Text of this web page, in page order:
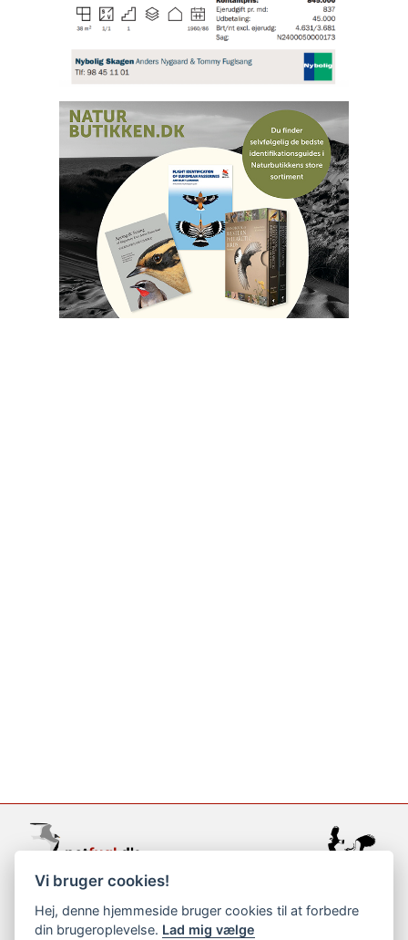
support@netfugl.dk
copyright © 2002-2023
Vi bruger cookies!
Hej, denne hjemmeside bruger cookies til at forbedre
din brugeroplevelse. Lad mig vælge